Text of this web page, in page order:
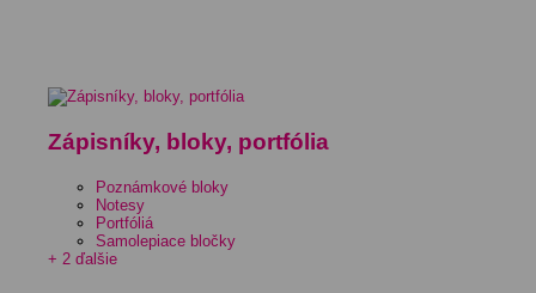
Zápisníky, bloky, portfólia
Poznámkové bloky
Notesy
Portfóliá
Samolepiace bločky
+ 2 ďalšie